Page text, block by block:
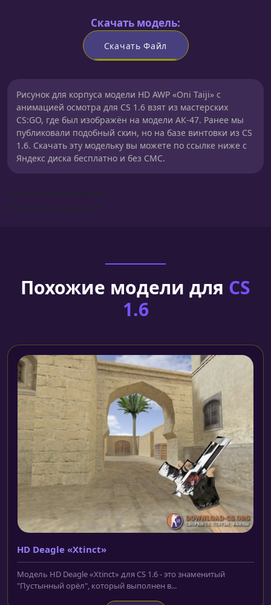
Скачать модель:
Скачать Файл
Рисунок для корпуса модели HD AWP «Oni Taiji» с
анимацией осмотра для CS 1.6 взят из мастерских
CS:GO, где был изображён на модели АК-47. Ранее мы
публиковали подобный скин, но на базе винтовки из CS
1.6. Скачать эту модельку вы можете по ссылке ниже с
Яндекс диска бесплатно и без СМС.
Похожие модели для CS
1.6
HD Deagle «Xtinct»
Модель HD Deagle «Xtinct» для CS 1.6 - это знаменитый
"Пустынный орёл", который выполнен в...